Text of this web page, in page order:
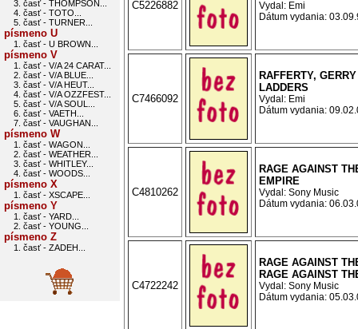
3. časť - THOMPSON...
4. časť - TOTO...
5. časť - TURNER...
písmeno U
1. časť - U BROWN...
písmeno V
1. časť - V/A 24 CARAT...
2. časť - V/A BLUE...
3. časť - V/A HEUT...
4. časť - V/A OZZFEST...
5. časť - V/A SOUL...
6. časť - VAETH...
7. časť - VAUGHAN...
písmeno W
1. časť - WAGON...
2. časť - WEATHER...
3. časť - WHITLEY...
4. časť - WOODS...
písmeno X
1. časť - XSCAPE...
písmeno Y
1. časť - YARD...
2. časť - YOUNG...
písmeno Z
1. časť - ZADEH...
C5226882
Vydal: Emi
Dátum vydania:
C7466092
RAFFERTY,
LADDERS
Vydal: Emi
Dátum vydania:
C4810262
RAGE AGAINST
EMPIRE
Vydal: Sony Music
Dátum vydania:
C4722242
RAGE AGAINST
RAGE AGAINST
Vydal: Sony Music
Dátum vydania: